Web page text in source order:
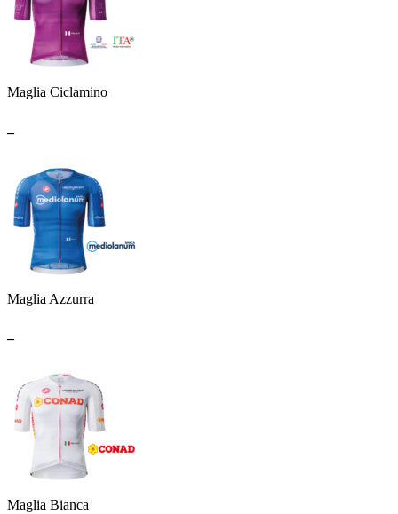
Maglia Ciclamino
Maglia Azzurra
Maglia Bianca